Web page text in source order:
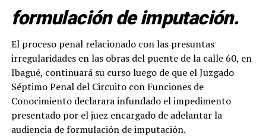
formulación de imputación.
El proceso penal relacionado con las presuntas
irregularidades en las obras del puente de la calle 60, en
Ibagué, continuará su curso luego de que el Juzgado
Séptimo Penal del Circuito con Funciones de
Conocimiento declarara infundado el impedimento
presentado por el juez encargado de adelantar la
audiencia de formulación de imputación.